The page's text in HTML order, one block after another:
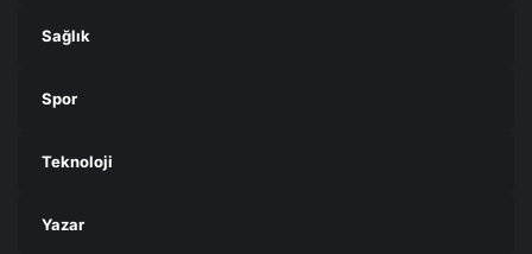
Sağlık
Spor
Teknoloji
Yazar